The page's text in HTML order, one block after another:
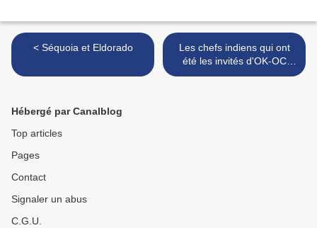
< Séquoia et Eldorado
Les chefs indiens qui ont
été les invités d'OK-OC
(2/3) : >
Hébergé par Canalblog
Top articles
Pages
Contact
Signaler un abus
C.G.U.